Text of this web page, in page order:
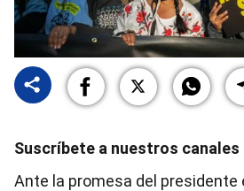
Suscríbete a nuestros canales
Ante la promesa del presidente